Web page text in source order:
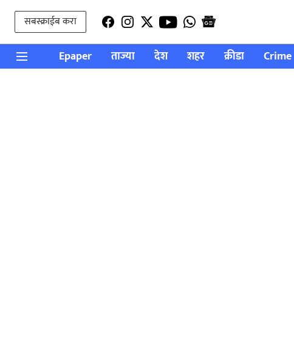
सबस्क्राईब करा
Epaper ताज्या देश शहर क्रीडा Crime